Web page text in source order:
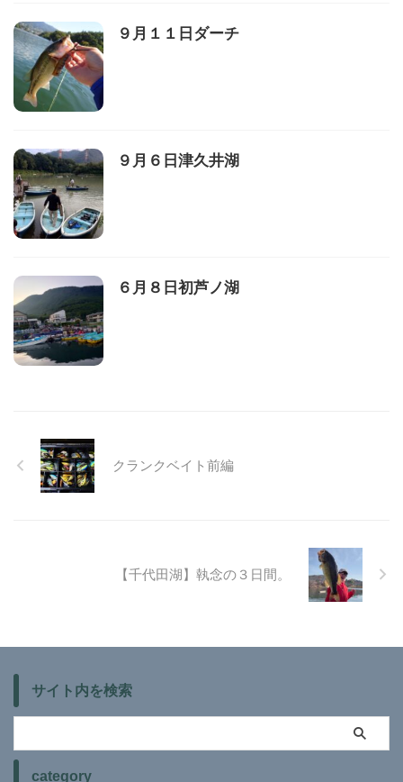
９月１１日ダーチ
９月６日津久井湖
６月８日初芦ノ湖
クランクベイト前編
【千代田湖】執念の３日間。
サイト内を検索
category